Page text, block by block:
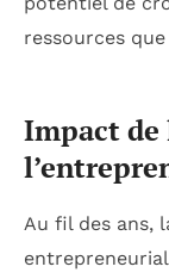
ressources
Impact de
Au fil des ans,